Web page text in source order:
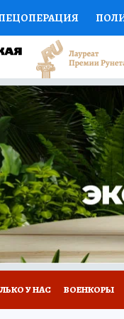
СПОРТ
ДОКТОР
НА СПОРТ
ТЕСТЫ НОВОЕ
У НАС ВОЕНКОРЫ